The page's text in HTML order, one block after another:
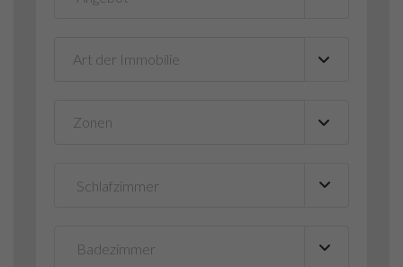
Art der Immobilie ▼
Zonen ▼